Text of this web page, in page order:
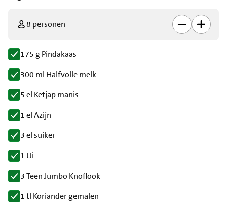
8 personen
175 g Pindakaas
300 ml Halfvolle melk
5 el Ketjap manis
1 el Azijn
3 el suiker
1 Ui
3 Teen Jumbo Knoflook
1 tl Koriander gemalen